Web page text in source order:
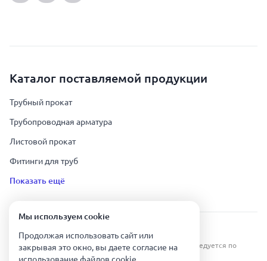
Каталог поставляемой продукции
Трубный прокат
Трубопроводная арматура
Листовой прокат
Фитинги для труб
Показать ещё
Урал Тех Экспорт — Казахстан © 2019-
Все права защищены. Копирование информации преследуется по
закону.
Мы используем сookie
Продолжая использовать сайт или
закрывая это окно, вы даете согласие на